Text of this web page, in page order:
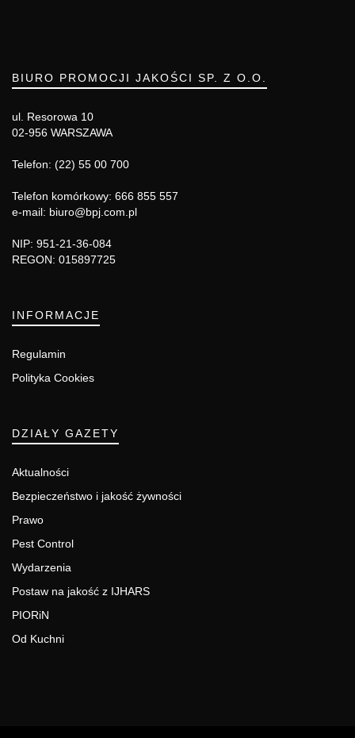
BIURO PROMOCJI JAKOŚCI SP. Z O.O.
ul. Resorowa 10
02-956 WARSZAWA
Telefon: (22) 55 00 700
Telefon komórkowy: 666 855 557
e-mail: biuro@bpj.com.pl
NIP: 951-21-36-084
REGON: 015897725
INFORMACJE
Regulamin
Polityka Cookies
DZIAŁY GAZETY
Aktualności
Bezpieczeństwo i jakość żywności
Prawo
Pest Control
Wydarzenia
Postaw na jakość z IJHARS
PIORiN
Od Kuchni